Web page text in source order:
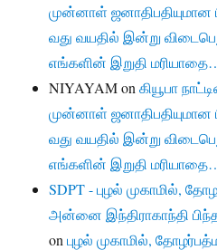
முன்னாள்
வது வயதில் இன்று
எங்களின் இறுதி
NIYAYAMonகியூபா
முன்னாள்
வது வயதில் இன்று
எங்களின் இறுதி
SDPT - புழல் முகாமில்,
அன்னை இந்திராகாந்தி
onபுழல் முகாமில்,